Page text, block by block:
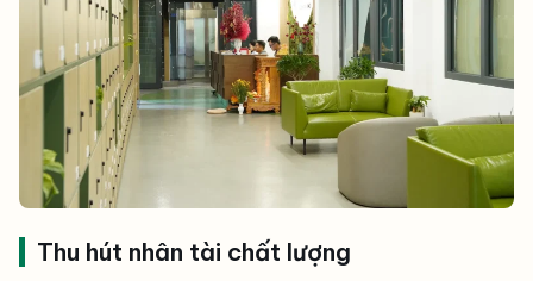
Thu hút nhân tài chất lượng